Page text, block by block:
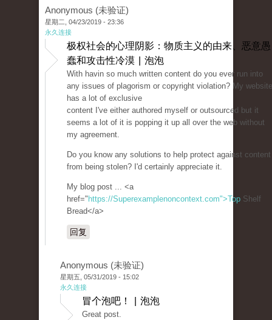
Anonymous (未验证)
星期二, 04/23/2019 - 23:36
永久连接
极权社会的心理阴影：物质主义的由来、恶意愚
蠢和攻击性冷漠 | 泡泡
With havin so much written content do you ever run into
any issues of plagorism or copyright violation? My website
has a lot of exclusive
content I've either authored myself or outsourced but it
seems a lot of it is popping it up all over the web without
my agreement.
Do you know any solutions to help protect against content
from being stolen? I'd certainly appreciate it.
My blog post ... <a
href=" https://Superexamplenoncontext.com">Top Shelf
Bread</a>
回复
Anonymous (未验证)
星期五, 05/31/2019 - 15:02
永久连接
冒个泡吧！ | 泡泡
Great post.